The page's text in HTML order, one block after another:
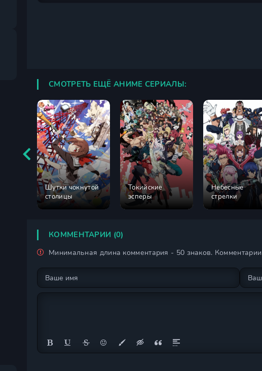
СМОТРЕТЬ ЕЩЁ АНИМЕ СЕРИАЛЫ:
Шутки чокнутой
столицы
Токийские
эсперы
Небесные
стрелки
КОММЕНТАРИИ (0)
Минимальная длина комментария - 50 знаков.